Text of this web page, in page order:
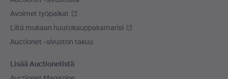
Avoimet työpaikat
Liitä mukaan huutokauppakamarisi
Auctionet -sivuston takuu
Lisää Auctionetistä